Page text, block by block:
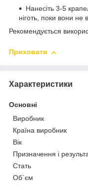
Нанесіть 3-5
ніготь, поки вони не
Рекомендується
Приховати
Характеристики
Основні
Виробник
Країна виробник
Вік
Призначення і
Стать
Об`єм